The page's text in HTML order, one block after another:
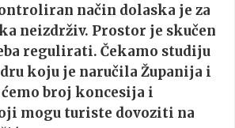
način dolaska je za
neizdrživ. Prostor je skučen
regulirati. Čekamo studiju
koju je naručila Županija i
broj koncesija i
mogu turiste dovoziti na